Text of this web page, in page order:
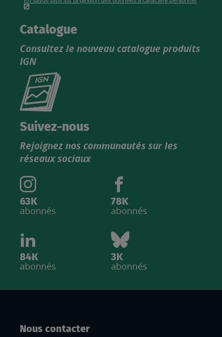
Catalogue
Consultez le nouveau catalogue produits
IGN
Consultez
catalogue
Suivez-nous
Rejoignez nos communautés sur les
réseaux sociaux
63K
abonnés
78K
abonnés
84K
abonnés
3K
abonnés
Nous contacter